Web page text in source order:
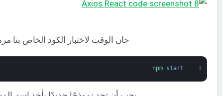
حان الوقت لاختبار الكود الخاص بنا
1
npm start